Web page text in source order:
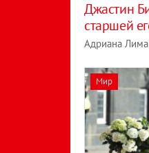
Джастин
старшей
Адриана Лима
Мир